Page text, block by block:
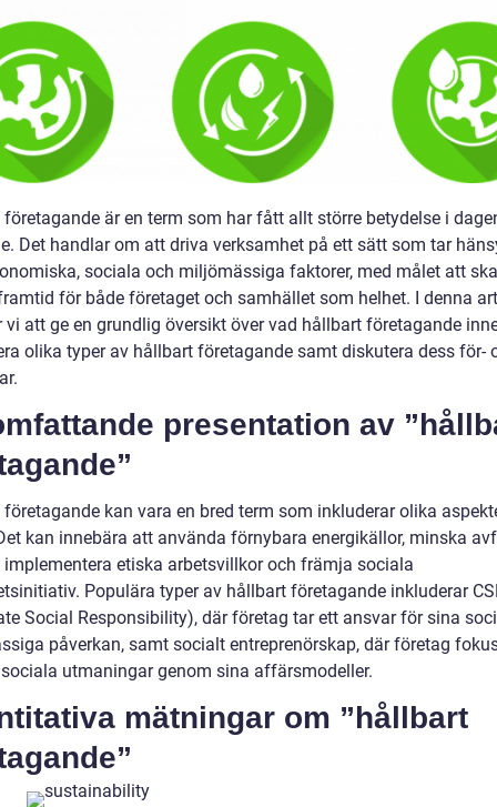
är en term som har fått allt större betydelse i
Det handlar om att driva verksamhet på ett sätt som tar
sociala och miljömässiga faktorer, med målet att
för både företaget och samhället som helhet. I denna
vi att ge en grundlig översikt över vad hållbart företagande
olika typer av hållbart företagande samt diskutera dess för-
presentation av
kan vara en bred term som inkluderar olika
kan innebära att använda förnybara energikällor, minska
implementera etiska arbetsvillkor och främja sociala
Populära typer av hållbart företagande inkluderar
Social Responsibility), där företag tar ett ansvar för sina
påverkan, samt socialt entreprenörskap, där företag
utmaningar genom sina affärsmodeller.
mätningar om ”hållbart